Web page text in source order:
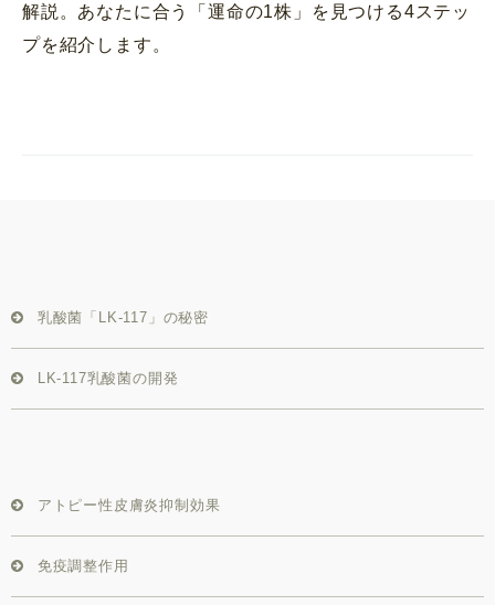
解説。あなたに合う「運命の1株」を見つける4ステッ
プを紹介します。
乳酸菌「LK-117」の秘密
LK-117乳酸菌の開発
アトピー性皮膚炎抑制効果
免疫調整作用